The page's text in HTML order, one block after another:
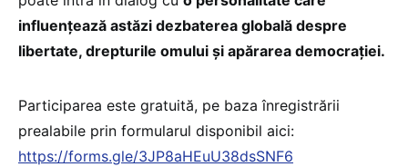
influențează astăzi dezbaterea globală despre
libertate, drepturile omului și apărarea democrației.
Participarea este gratuită, pe baza înregistrării
prealabile prin formularul disponibil aici:
https://forms.gle/3JP8aHEuU38dsSNF6